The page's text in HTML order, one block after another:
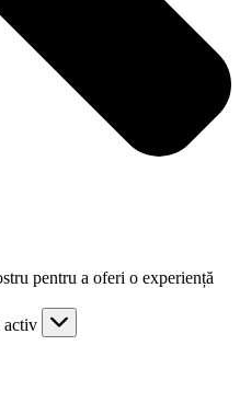
pentru a oferi o experiență
activ